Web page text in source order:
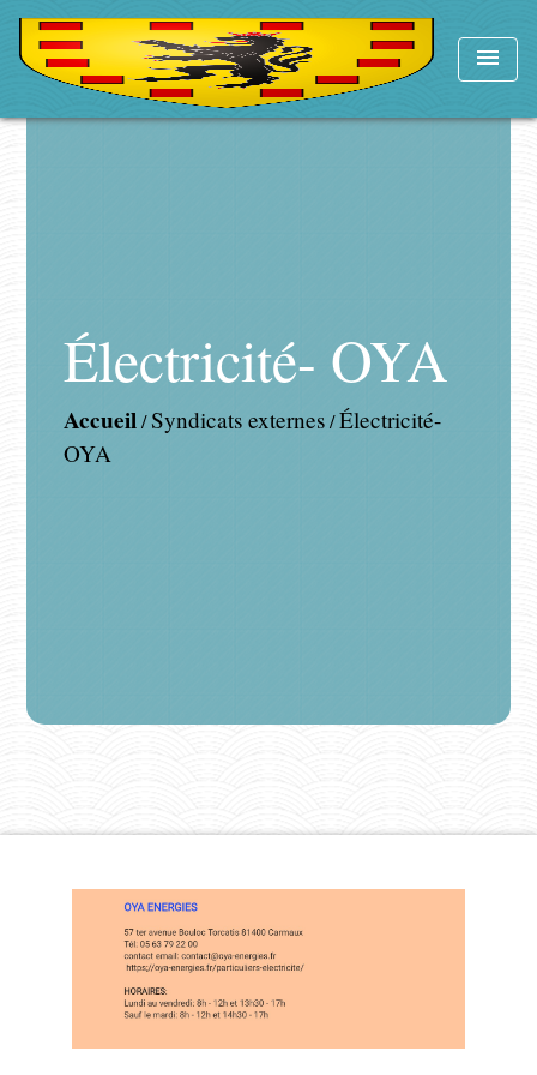
menu
Électricité- OYA
Accueil/Syndicats externes/Électricité-
OYA